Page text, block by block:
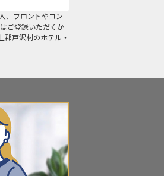
、フロントやコン
ご登録いただくか
戸沢村のホテル・